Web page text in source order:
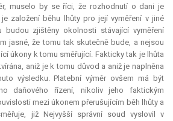
muselo by se říci, že rozhodnutí o dani je
založení běhu lhůty pro její vyměření v jiné
budou zjištěny okolnosti stávající vyměření
jasné, že tomu tak skutečně bude, a nejsou
úkony k tomu směřující. Fakticky tak je lhůta
aniž je k tomu důvod a aniž je naplněna
výsledku. Platební výměr ovšem má být
daňového řízení, nikoliv jeho faktickým
mezi úkonem přerušujícím běh lhůty a
již Nejvyšší správní soud vyslovil v